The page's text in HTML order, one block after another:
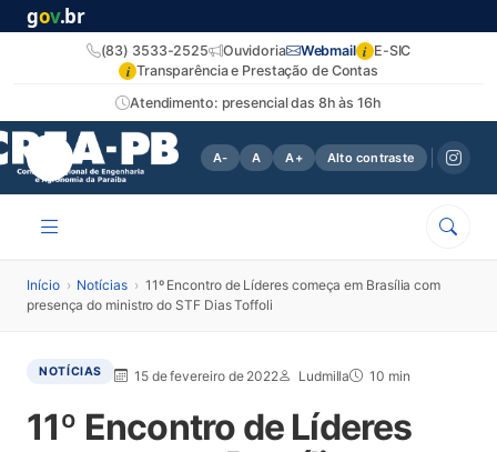
gov.br
Atendimento: presencial das 8h às 16h
(83) 3533-2525 Ouvidoria Webmail i E-SIC
i Transparência e Prestação de Contas
A- A A+ Alto contraste
Início › Notícias › 11º Encontro de Líderes começa em Brasília com
presença do ministro do STF Dias Toffoli
NOTÍCIAS 15 de fevereiro de 2022 Ludmilla 10 min
11º Encontro de Líderes